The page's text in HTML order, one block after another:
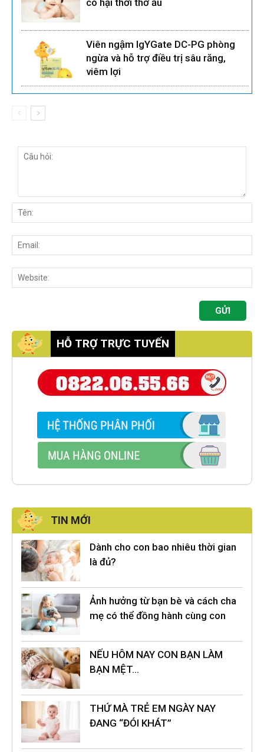
Viên ngậm IgYGate DC-PG phòng
ngừa và hỗ trợ điều trị sâu răng,
viêm lợi
HỖ TRỢ TRỰC TUYẾN
TIN MỚI
Dành cho con bao nhiêu thời gian
là đủ?
Ảnh hưởng từ bạn bè và cách cha
mẹ có thể đồng hành cùng con
NẾU HÔM NAY CON BẠN LÀM
BẠN MỆT…
THỨ MÀ TRẺ EM NGÀY NAY
ĐANG “ĐÓI KHÁT”